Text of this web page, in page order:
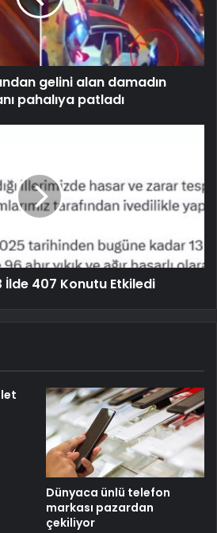
gelini alan damadın
pahalıya patladı
İlde 407 Konutu Etkiledi
Dünyaca ünlü telefon
markası pazardan
çekiliyor